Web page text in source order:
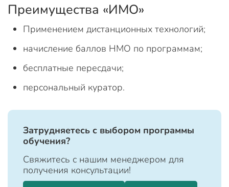
Преимущества «ИМО»
Применением дистанционных технологий;
начисление баллов НМО по программам;
бесплатные пересдачи;
персональный куратор.
Затрудняетесь с выбором программы
обучения?
Свяжитесь с нашим менеджером для
получения консультации!